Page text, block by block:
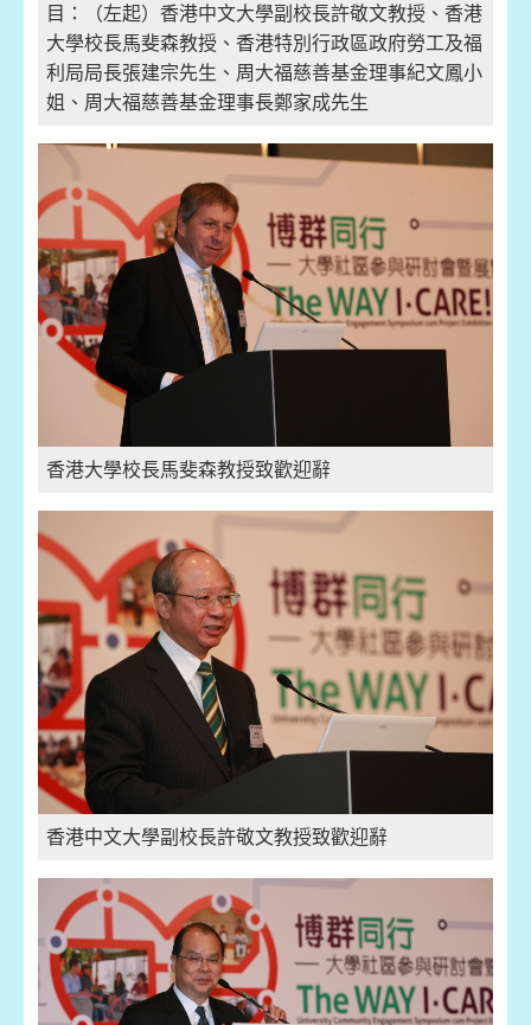
目：（左起）香港中文大學副校長許敬文教授、香港
大學校長馬斐森教授、香港特別行政區政府勞工及福
利局局長張建宗先生、周大福慈善基金理事紀文鳳小
姐、周大福慈善基金理事長鄭家成先生
香港大學校長馬斐森教授致歡迎辭
香港中文大學副校長許敬文教授致歡迎辭